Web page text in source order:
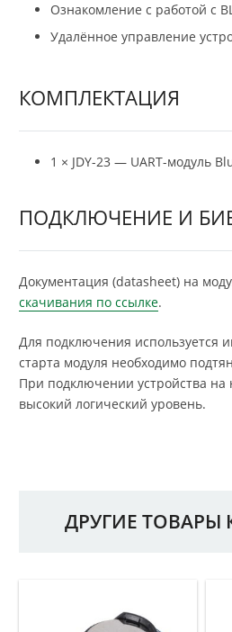
Ознакомление с работой с
Удалённое управление
КОМПЛЕКТАЦИЯ
1 × JDY-23 — UART-модуль
ПОДКЛЮЧЕНИЕ И
Документация (datasheet) на
скачивания по ссылке.
Для подключения используется
старта модуля необходимо
При подключении устройства на
высокий логический уровень.
ДРУГИЕ ТОВАРЫ